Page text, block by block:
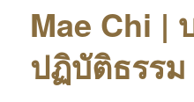
Mae Chi |
ปฏิบัติธรร